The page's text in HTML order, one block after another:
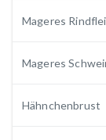
Mageres
Mageres
Hähnchenbrust